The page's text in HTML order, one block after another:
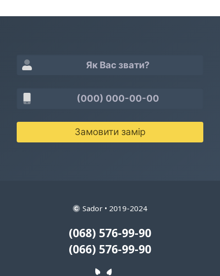
Замовити замір
Sador • 2019-2024
(068) 576-99-90
(066) 576-99-90